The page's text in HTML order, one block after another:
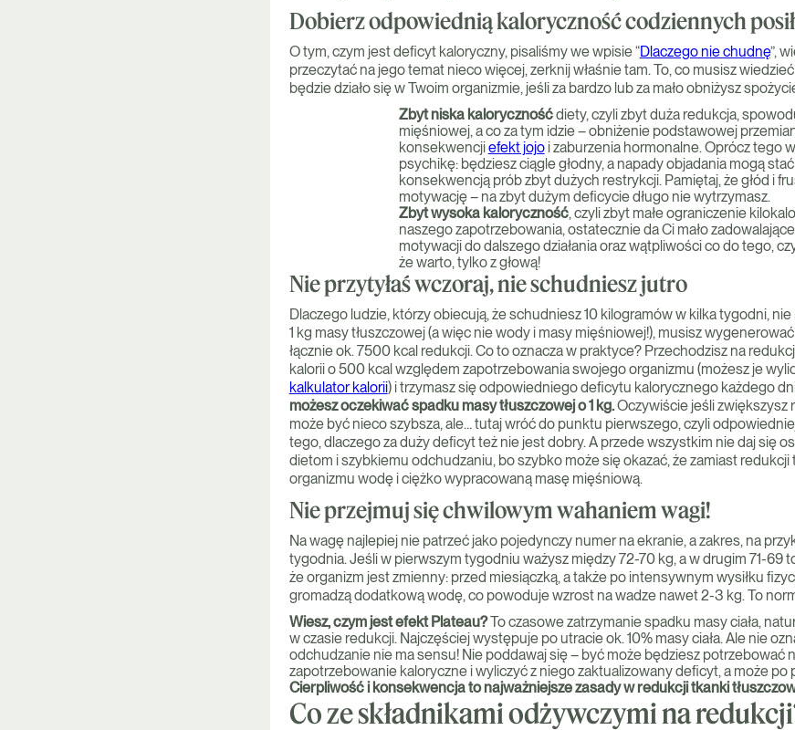
Dobierz odpowiednią kaloryczność codziennych
O tym, czym jest deficyt kaloryczny, pisaliśmy we wpisie “Dlaczego nie chudnę”,
przeczytać na jego temat nieco więcej, zerknij właśnie tam. To, co musisz
będzie działo się w Twoim organizmie, jeśli za bardzo lub za mało obniżysz
Zbyt niska kalorycznośćdiety, czyli zbyt duża redukcja,
mięśniowej, a co za tym idzie – obniżenie podstawowej
konsekwencjiefekt jojoi zaburzenia hormonalne. Oprócz tego
psychikę: będziesz ciągle głodny, a napady objadania mogą
konsekwencją prób zbyt dużych restrykcji. Pamiętaj, że głód i
motywację – na zbyt dużym deficycie długo nie wytrzymasz.
Zbyt wysoka kaloryczność, czyli zbyt małe ograniczenie
naszego zapotrzebowania, ostatecznie da Ci mało
motywacji do dalszego działania oraz wątpliwości co do tego,
że warto, tylko z głową!
Nie przytyłaś wczoraj, nie schudniesz jutro
Dlaczego ludzie, którzy obiecują, że schudniesz 10 kilogramów w kilka tygodni,
1 kg masy tłuszczowej (a więc nie wody i masy mięśniowej!), musisz
łącznie ok. 7500 kcal redukcji. Co to oznacza w praktyce? Przechodzisz na
kalorii o 500 kcal względem zapotrzebowania swojego organizmu (możesz je
kalkulator kalorii) i trzymasz się odpowiedniego deficytu kalorycznego każdego
możesz oczekiwać spadku masy tłuszczowej o 1 kg.Oczywiście jeśli zwiększysz
może być nieco szybsza, ale… tutaj wróć do punktu pierwszego, czyli
tego, dlaczego za duży deficyt też nie jest dobry. A przede wszystkim nie daj się
dietom i szybkiemu odchudzaniu, bo szybko może się okazać, że zamiast redukcji
organizmu wodę i ciężko wypracowaną masę mięśniową.
Nie przejmuj się chwilowym wahaniem wagi!
Na wagę najlepiej nie patrzeć jako pojedynczy numer na ekranie, a zakres, na
tygodnia. Jeśli w pierwszym tygodniu ważysz między 72-70 kg, a w drugim 71-69
że organizm jest zmienny: przed miesiączką, a także po intensywnym wysiłku
gromadzą dodatkową wodę, co powoduje wzrost na wadze nawet 2-3 kg. To
Wiesz, czym jest efekt Plateau?To czasowe zatrzymanie spadku masy ciała,
w czasie redukcji. Najczęściej występuje po utracie ok. 10% masy ciała. Ale nie
odchudzanie nie ma sensu! Nie poddawaj się – być może będziesz potrzebować
zapotrzebowanie kaloryczne i wyliczyć z niego zaktualizowany deficyt, a może po
Cierpliwość i konsekwencja to najważniejsze zasady w redukcji tkanki
Co ze składnikami odżywczymi na